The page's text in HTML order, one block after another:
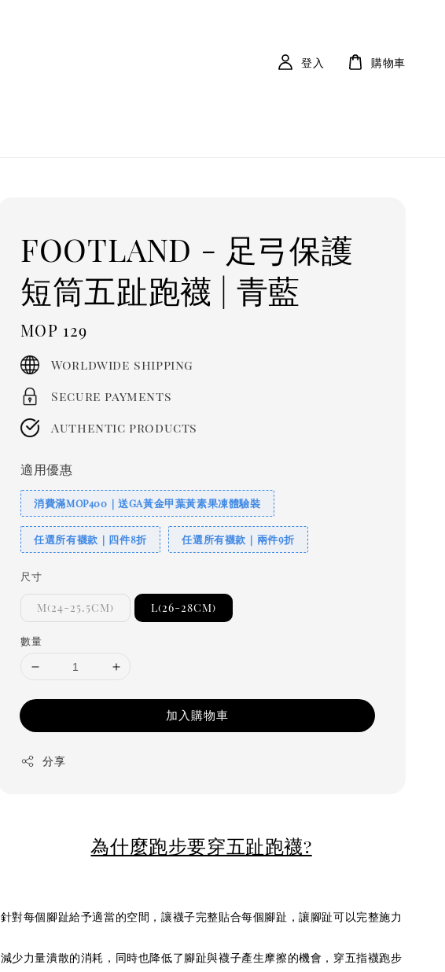
登入 購物車
FOOTLAND - 足弓保護
短筒五趾跑襪 | 青藍
Regular
price
MOP 129
Worldwide shipping
Secure payments
Authentic products
適用優惠
消費滿MOP400｜送GA黃金甲葉黃素果凍體驗裝
任選所有襪款｜四件8折 任選所有襪款｜兩件9折
尺寸
M(24-25.5CM) L(26-28CM)
數量
加入購物車
分享
為什麼跑步要穿五趾跑襪?
針對每個腳趾給予適當的空間，讓襪子完整貼合每個腳趾，讓腳趾可以完整施力
減少力量潰散的消耗，同時也降低了腳趾與襪子產生摩擦的機會，穿五指襪跑步